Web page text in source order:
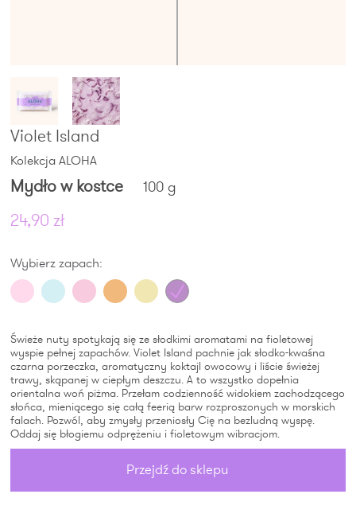
Violet Island
Kolekcja ALOHA
Mydło w kostce 100 g
24,90 zł
Wybierz zapach:
Świeże nuty spotykają się ze słodkimi aromatami na fioletowej
wyspie pełnej zapachów. Violet Island pachnie jak słodko-kwaśna
czarna porzeczka, aromatyczny koktajl owocowy i liście świeżej
trawy, skąpanej w ciepłym deszczu. A to wszystko dopełnia
orientalna woń piżma. Przełam codzienność widokiem zachodzącego
słońca, mieniącego się całą feerią barw rozproszonych w morskich
falach. Pozwól, aby zmysły przeniosły Cię na bezludną wyspę.
Oddaj się błogiemu odprężeniu i fioletowym wibracjom.
Przejdź do sklepu